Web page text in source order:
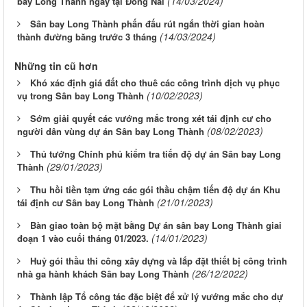
Sân bay Long Thành phấn đấu rút ngắn thời gian hoàn
thành đường băng trước 3 tháng (14/03/2024)
Những tin cũ hơn
Khó xác định giá đất cho thuê các công trình dịch vụ phục
vụ trong Sân bay Long Thành (10/02/2023)
Sớm giải quyết các vướng mắc trong xét tái định cư cho
người dân vùng dự án Sân bay Long Thành (08/02/2023)
Thủ tướng Chính phủ kiểm tra tiến độ dự án Sân bay Long
Thành (29/01/2023)
Thu hồi tiền tạm ứng các gói thầu chậm tiến độ dự án Khu
tái định cư Sân bay Long Thành (21/01/2023)
Bàn giao toàn bộ mặt bằng Dự án sân bay Long Thành giai
đoạn 1 vào cuối tháng 01/2023. (14/01/2023)
Huỷ gói thầu thi công xây dựng và lắp đặt thiết bị công trình
nhà ga hành khách Sân bay Long Thành (26/12/2022)
Thành lập Tổ công tác đặc biệt để xử lý vướng mắc cho dự